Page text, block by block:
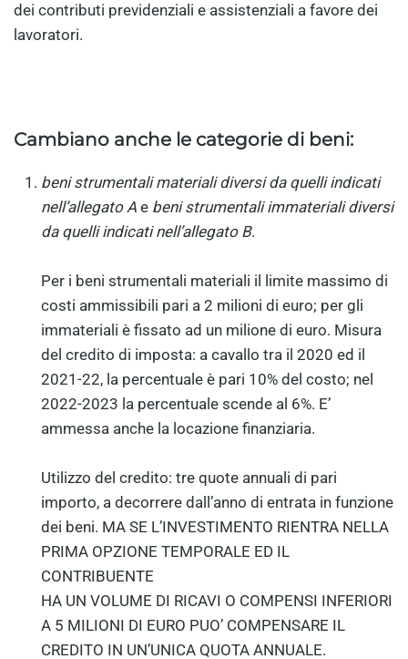
dei contributi previdenziali e assistenziali a favore dei
lavoratori.
Cambiano anche le categorie di beni:
beni strumentali materiali diversi da quelli indicati
nell’allegato A e beni strumentali immateriali diversi
da quelli indicati nell’allegato B.
Per i beni strumentali materiali il limite massimo di
costi ammissibili pari a 2 milioni di euro; per gli
immateriali è fissato ad un milione di euro. Misura
del credito di imposta: a cavallo tra il 2020 ed il
2021-22, la percentuale è pari 10% del costo; nel
2022-2023 la percentuale scende al 6%. E’
ammessa anche la locazione finanziaria.
Utilizzo del credito: tre quote annuali di pari
importo, a decorrere dall’anno di entrata in funzione
dei beni. MA SE L’INVESTIMENTO RIENTRA NELLA
PRIMA OPZIONE TEMPORALE ED IL
CONTRIBUENTE
HA UN VOLUME DI RICAVI O COMPENSI INFERIORI
A 5 MILIONI DI EURO PUO’ COMPENSARE IL
CREDITO IN UN’UNICA QUOTA ANNUALE.